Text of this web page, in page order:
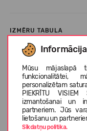
Mūsu mājaslapā
funkcionalitātei,
personalizētam
PIEKRĪTU
izmantošanai un
partneriem. Jūs
lietošanu un
Sīkdatņu politika.
IZMĒRU TABULA
KOPŠANAS
PAR TEVA